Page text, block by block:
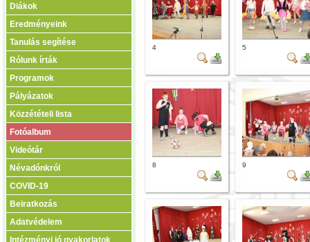
Diákok
Eredményeink
Tanulás segítése
Rólunk írták
Programok
Pályázatok
Közzétételi lista
Fotóalbum
Videótár
Névadónkról
COVID-19
Beiratkozás
Adatvédelem
Intézményi jó gyakorlatok
4 5
8 9